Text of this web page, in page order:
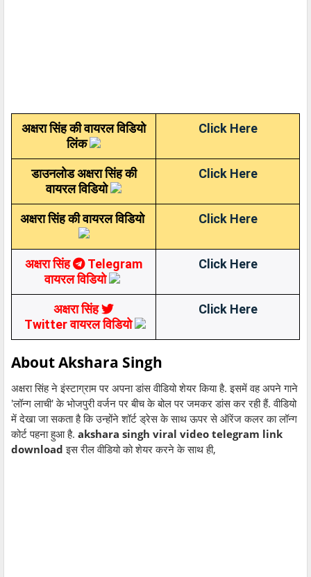
अक्षरा सिंह की वायरल विडियो
लिंक
Click Here
डाउनलोड अक्षरा सिंह की
वायरल विडियो
Click Here
अक्षरा सिंह की वायरल विडियो Click Here
अक्षरा सिंह
Telegram
वायरल विडियो
Click Here
अक्षरा सिंह
Twitter वायरल विडियो
Click Here
About Akshara Singh
अक्षरा सिंह ने इंस्टाग्राम पर अपना डांस वीडियो शेयर किया है. इसमें वह अपने गाने
'लॉन्ग लाची' के भोजपुरी वर्जन पर बीच के बोल पर जमकर डांस कर रही हैं. वीडियो
में देखा जा सकता है कि उन्होंने शॉर्ट ड्रेस के साथ ऊपर से ऑरेंज कलर का लॉन्ग
कोर्ट पहना हुआ है. akshara singh viral video telegram link
download इस रील वीडियो को शेयर करने के साथ ही,